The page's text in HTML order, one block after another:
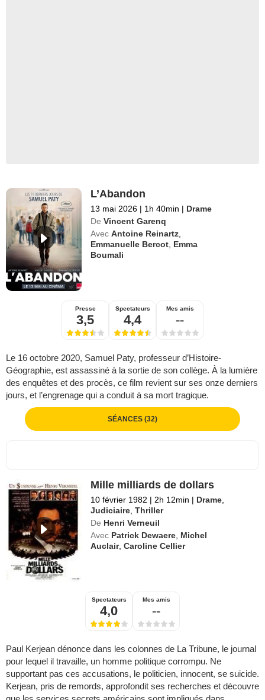
L’Abandon
13 mai 2026 | 1h 40min | Drame
De Vincent Garenq
Avec Antoine Reinartz,
Emmanuelle Bercot, Emma
Boumali
Presse
3,5
Spectateurs
4,4
Mes amis
--
Le 16 octobre 2020, Samuel Paty, professeur d’Histoire-
Géographie, est assassiné à la sortie de son collège. À la lumière
des enquêtes et des procès, ce film revient sur ses onze derniers
jours, et l’engrenage qui a conduit à sa mort tragique.
SÉANCES (32)
Mille milliards de dollars
10 février 1982 | 2h 12min | Drame,
Judiciaire,Thriller
De Henri Verneuil
Avec Patrick Dewaere, Michel
Auclair,Caroline Cellier
Spectateurs
4,0
Mes amis
--
Paul Kerjean dénonce dans les colonnes de La Tribune, le journal
pour lequel il travaille, un homme politique corrompu. Ne
supportant pas ces accusations, le politicien, innocent, se suicide.
Kerjean, pris de remords, approfondit ses recherches et découvre